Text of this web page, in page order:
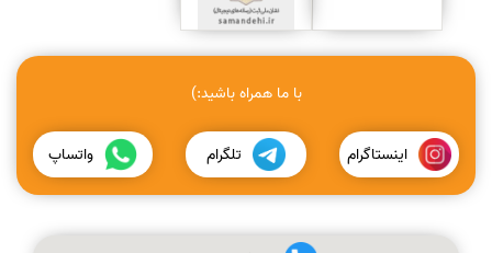
با ما همراه باشید:)
اینستاگرام تلگرام واتساپ